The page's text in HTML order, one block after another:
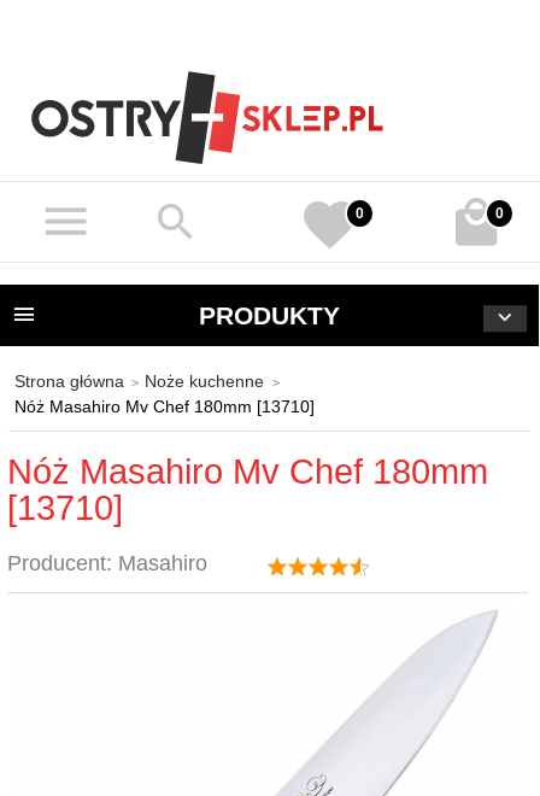
0
PRODUKTY
Strona główna
Noże kuchenne
Nóż Masahiro Mv Chef 180mm [13710]
Nóż Masahiro Mv Chef 180mm
[13710]
Producent: Masahiro